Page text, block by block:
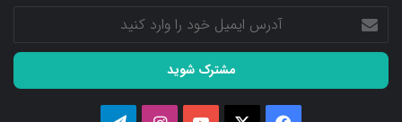
آدرس
ایمیل
خود
وارد